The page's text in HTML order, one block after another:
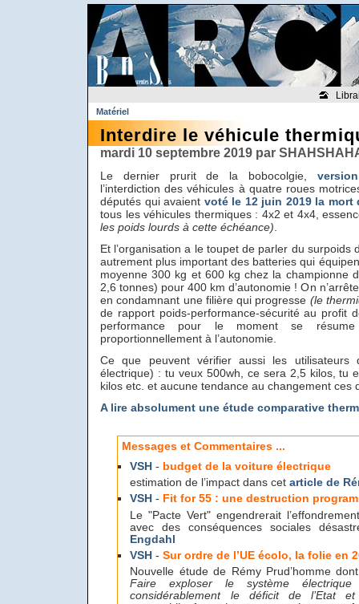
Matériel
Interdire le véhicule
mardi 10 septembre 2019 par
Le dernier prurit de la bobocolgie,
l’interdiction des véhicules à quatre roues
députés qui avaient voté le 12 juin 2019 la
tous les véhicules thermiques : 4x2 et 4x4,
les poids lourds à cette échéance)
Et l’organisation a le toupet de parler du surpoids
autrement plus important des batteries qui
moyenne 300 kg et 600 kg chez la championne
2,6 tonnes) pour 400 km d’autonomie ! On
en condamnant une filière qui progresse (le
de rapport poids-performance-sécurité au profit
performance pour le moment se
proportionnellement à l’autonomie.
Ce que peuvent vérifier aussi les utilisateurs
électrique) : tu veux 500wh, ce sera 2,5 kilos, tu
kilos etc. et aucune tendance au changement ces
A lire absolument une étude comparative
Messages et Commentaires ...
VSH- budget de la voiture électrique
estimation de l’impact dans cetarticle de
VSH- Fit for 55 : une destruction
Le "Pacte Vert" engendrerait
avec des conséquences sociales
Engdahl
VSH-Sur ordre de l’UE écolo, la folie en
Nouvelle étude de Rémy Prud’homme
Faire exploser le système électrique
considérablement le déficit de l’Etat et